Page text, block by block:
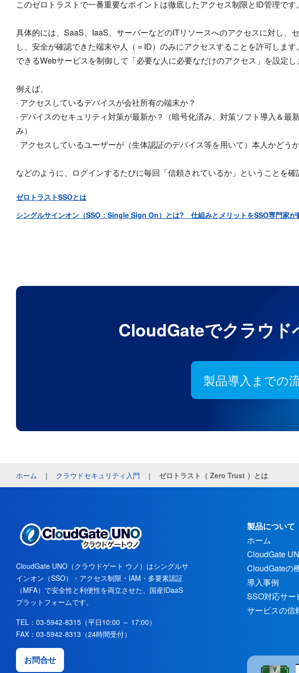
このゼロトラストで一番重要なポイントは徹底したアクセス制限とID管理です。
具体的には、SaaS、IaaS、サーバーなどのITリソースへのアクセスに対し、
し、安全が確認できた端末や人（＝ID）のみにアクセスすることを許可しま
できるWebサービスを制御して「必要な人に必要なだけのアクセス」を設定し
例えば、
· アクセスしているデバイスが会社所有の端末か？
· デバイスのセキュリティ対策が最新か？（暗号化済み、対策ソフト導入＆最
み）
· アクセスしているユーザーが（生体認証のデバイス等を用いて）本人かどう
などのように、ログインするたびに毎回「信頼されているか」ということを確
ゼロトラストSSOとは
シングルサインオン（SSO：Single Sign On）とは? 仕組みとメリットをSSO専門家が
CloudGateでクラウド
製品導入までの
ホーム ｜ クラウドセキュリティ入門 ｜ ゼロトラスト（ Zero Trust ）とは
CloudGate UNO（クラウドゲート ウノ）はシングルサ
インオン（SSO）・アクセス制限・IAM・多要素認証
（MFA）で安全性と利便性を両立させた、国産IDaaS
プラットフォームです。
TEL：03-5942-8315（平日10:00 ～ 17:00）
FAX：03-5942-8313（24時間受付）
お問合せ
製品について
ホーム
CloudGate
CloudGateの
導入事例
SSO対応サー
サービスの信